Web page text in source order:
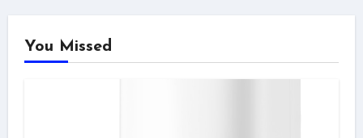
You Missed